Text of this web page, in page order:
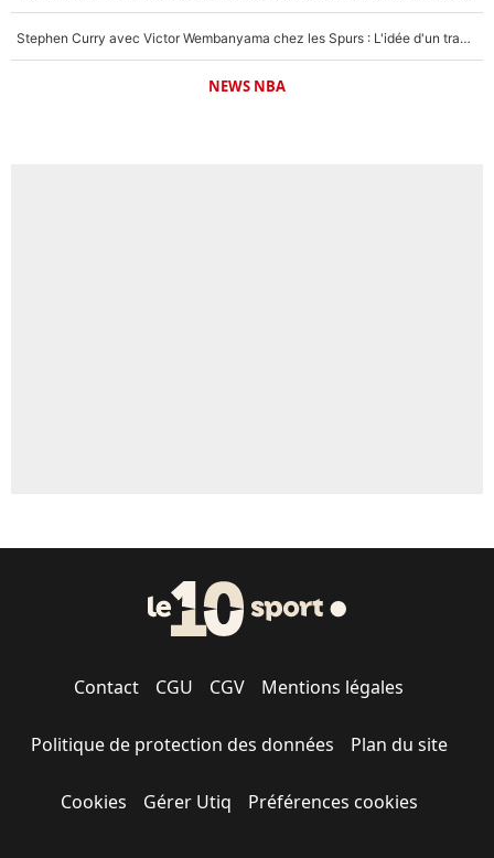
Stephen Curry avec Victor Wembanyama chez les Spurs : L'idée d'un trade historique est lancée en NBA !
NEWS NBA
Contact CGU CGV Mentions légales
Politique de protection des données Plan du site
Cookies Gérer Utiq Préférences cookies